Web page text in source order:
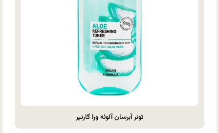
تونر آبرسان آلوئه ورا گارنیر